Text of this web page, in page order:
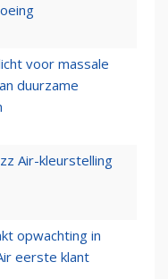
voor massale
duurzame
Air-kleurstelling
opwachting in
eerste klant